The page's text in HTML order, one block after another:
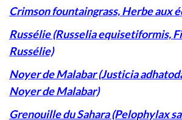
Crimson fountaingrass, Herbe aux
Russélie (Russelia equisetiformis,
Russélie)
Noyer de Malabar (Justicia
Noyer de Malabar)
Grenouille du Sahara (Pelophylax